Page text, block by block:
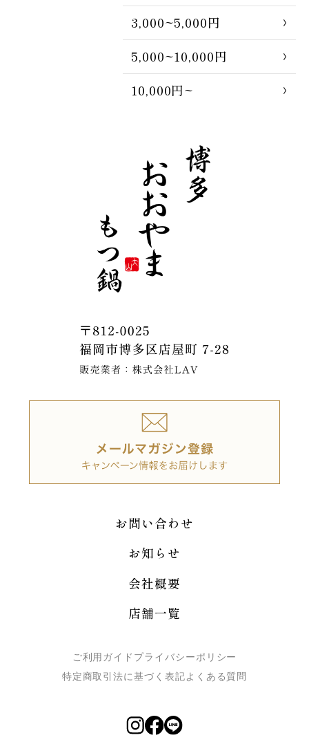
3,000~5,000円
5,000~10,000円
10,000円~
お問い合わせ
お知らせ
会社概要
店舗一覧
ご利用ガイド プライバシーポリシー
特定商取引法に基づく表記よくある質問